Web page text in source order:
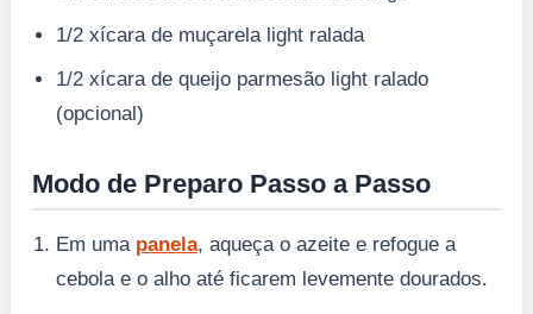
1/2 xícara de muçarela light ralada
1/2 xícara de queijo parmesão light ralado
(opcional)
Modo de Preparo Passo a Passo
Em uma panela, aqueça o azeite e refogue a
cebola e o alho até ficarem levemente dourados.